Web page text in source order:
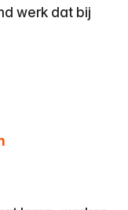
werk dat bij